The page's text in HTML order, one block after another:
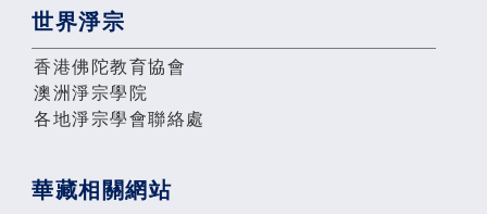
世界淨宗
香港佛陀教育協會
澳洲淨宗學院
各地淨宗學會聯絡處
華藏相關網站